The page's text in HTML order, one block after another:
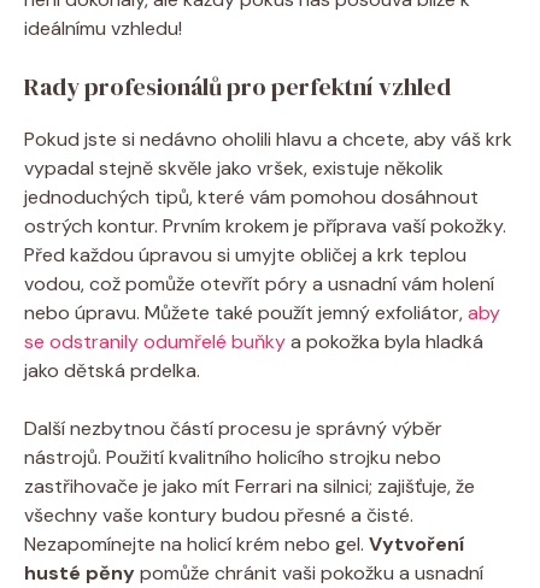
ideálnímu vzhledu!
Rady profesionálů pro perfektní vzhled
Pokud jste si nedávno oholili hlavu a chcete, aby váš krk
vypadal stejně skvěle jako vršek, existuje několik
jednoduchých tipů, které vám pomohou dosáhnout
ostrých kontur. Prvním krokem je příprava vaší pokožky.
Před každou úpravou si umyjte obličej a krk teplou
vodou, což pomůže otevřít póry a usnadní vám holení
nebo úpravu. Můžete také použít jemný exfoliátor,aby
se odstranily odumřelé buňkya pokožka byla hladká
jako dětská prdelka.
Další nezbytnou částí procesu je správný výběr
nástrojů. Použití kvalitního holicího strojku nebo
zastřihovače je jako mít Ferrari na silnici; zajišťuje, že
všechny vaše kontury budou přesné a čisté.
Nezapomínejte na holicí krém nebo gel. Vytvoření
husté pěnypomůže chránit vaši pokožku a usnadní